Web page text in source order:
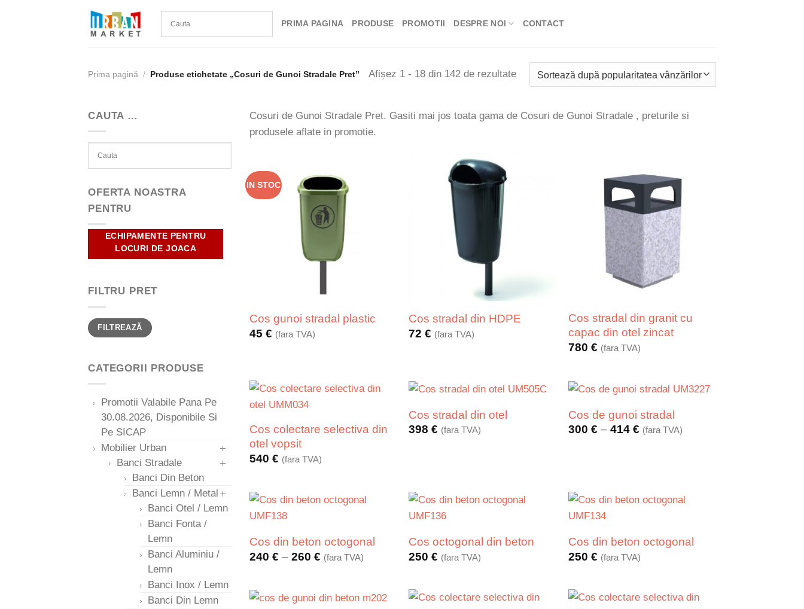
PRIMA PAGINA PRODUSE PROMOTII DESPRE NOI CONTACT
Prima pagină / Produse etichetate „Cosuri de Gunoi Stradale Pret” Afișez 1 - 18 din 142 de rezultateSortat
după
CAUTA …
OFERTA NOASTRA
PENTRU
ECHIPAMENTE PENTRU
LOCURI DE JOACA
FILTRU PRET
Preț
minim
Preț
maxim
FILTREAZĂ
CATEGORII PRODUSE
Promotii Valabile Pana Pe
30.08.2026, Disponibile Si
Pe SICAP
Mobilier Urban
Banci Stradale
Banci Din Beton
Banci Lemn / Metal
Banci Otel / Lemn
Banci Fonta /
Lemn
Banci Aluminiu /
Lemn
Banci Inox / Lemn
Banci Din Lemn
Cosuri de Gunoi Stradale Pret. Gasiti mai jos toata gama de Cosuri de Gunoi Stradale , preturile si
produsele aflate in promotie.
IN STOC
Cos gunoi stradal plastic
45 € (fara TVA)
Cos stradal din HDPE
72€ (fara TVA)
Cos stradal din granit cu
capac din otel zincat
780€ (fara TVA)
Cos colectare selectiva din
otel vopsit
540 € (fara TVA)
Cos stradal din otel
398€ (fara TVA)
Cos de gunoi stradal
300€ – 414€ Interval
414 €
(fara TVA)
Cos din beton octogonal
240 € – 260 €Interval
de
până
(fara TVA)
Cos octogonal din beton
250€ (fara TVA)
Cos din beton octogonal
250€ (fara TVA)